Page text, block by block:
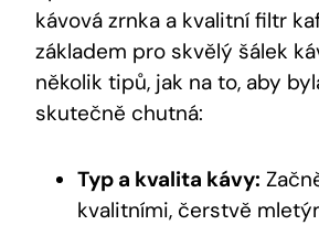
kávová zrnka a kvalitní filtr
základem pro skvělý šálek
několik tipů, jak na to, aby
skutečně chutná:
Typ a kvalita kávy:
kvalitními, čerstvě